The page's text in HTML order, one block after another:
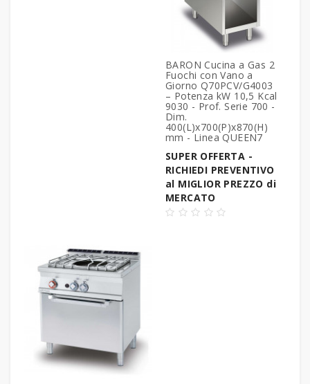
BARON Cucina a Gas 2
Fuochi con Vano a
Giorno Q70PCV/G4003
– Potenza kW 10,5 Kcal
9030 - Prof. Serie 700 -
Dim.
400(L)x700(P)x870(H)
mm - Linea QUEEN7
SUPER OFFERTA -
RICHIEDI PREVENTIVO
al MIGLIOR PREZZO di
MERCATO